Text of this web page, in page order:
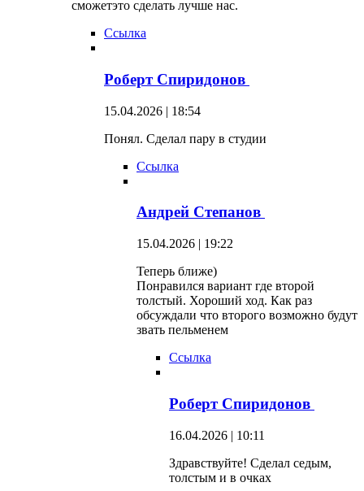
сможетэто сделать лучше нас.
Ссылка
Роберт Спиридонов
15.04.2026 | 18:54
Понял. Сделал пару в студии
Ссылка
Андрей Степанов
15.04.2026 | 19:22
Теперь ближе)
Понравился вариант где второй
толстый. Хороший ход. Как раз
обсуждали что второго возможно будут
звать пельменем
Ссылка
Роберт Спиридонов
16.04.2026 | 10:11
Здравствуйте! Сделал седым,
толстым и в очках